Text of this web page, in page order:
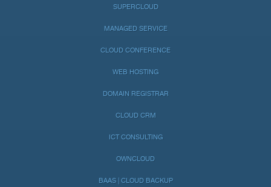
SUPERCLOUD
MANAGED SERVICE
CLOUD CONFERENCE
WEB HOSTING
DOMAIN REGISTRAR
CLOUD CRM
ICT CONSULTING
OWNCLOUD
BAAS | CLOUD BACKUP